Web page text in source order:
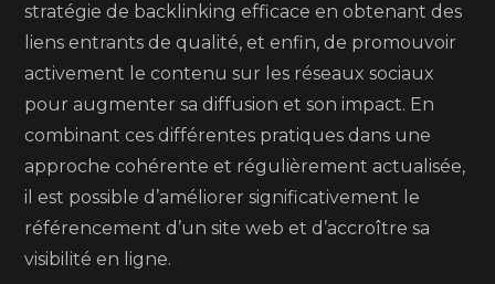
stratégie de backlinking efficace en obtenant des
liens entrants de qualité, et enfin, de promouvoir
activement le contenu sur les réseaux sociaux
pour augmenter sa diffusion et son impact. En
combinant ces différentes pratiques dans une
approche cohérente et régulièrement actualisée,
il est possible d’améliorer significativement le
référencement d’un site web et d’accroître sa
visibilité en ligne.